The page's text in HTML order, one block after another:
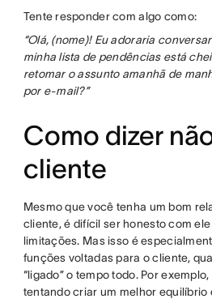
Tente responder com algo como:
“Olá, (nome)! Eu adoraria
minha lista de pendências está
retomar o assunto amanhã de
por e-mail?”
Como dizer
cliente
Mesmo que você tenha um bom
cliente, é difícil ser honesto com
limitações. Mas isso é
funções voltadas para o cliente,
“ligado” o tempo todo. Por
tentando criar um melhor equilíbrio